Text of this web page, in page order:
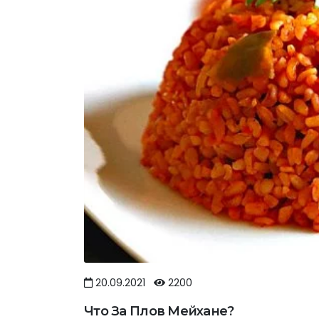
20.09.2021 2200
Что За Плов Мейхане?